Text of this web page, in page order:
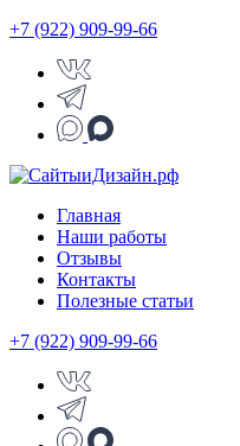
+7 (922) 909-99-66
Главная
Наши работы
Отзывы
Контакты
Полезные статьи
+7 (922) 909-99-66